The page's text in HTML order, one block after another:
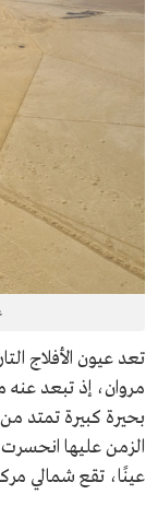
تعد عيون الأفلاج
بحيرة كبيرة تمتد
عينًا، تقع شمالي